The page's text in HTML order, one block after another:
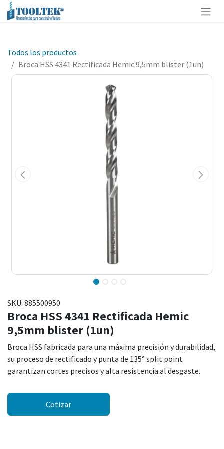
Todos los productos
Broca HSS 4341 Rectificada Hemic 9,5mm blister (1un)
SKU: 885500950
Broca HSS 4341 Rectificada Hemic
9,5mm blister (1un)
Broca HSS fabricada para una máxima precisión y durabilidad,
su proceso de rectificado y punta de 135° split point
garantizan cortes precisos y alta resistencia al desgaste.
Cotizar